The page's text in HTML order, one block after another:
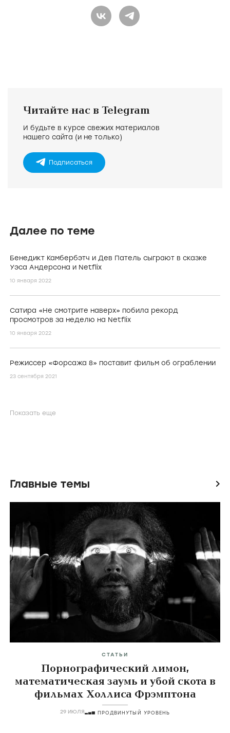
Читайте нас в Telegram
И будьте в курсе свежих материалов
нашего сайта (и не только)
Подписаться
Далее по теме
Бенедикт Камбербэтч и Дев Патель сыграют в сказке
Уэса Андерсона и Netflix
10 января 2022
Сатира «Не смотрите наверх» побила рекорд
просмотров за неделю на Netflix
10 января 2022
Режиссер «Форсажа 8» поставит фильм об ограблении
23 сентября 2021
Показать еще
Главные темы